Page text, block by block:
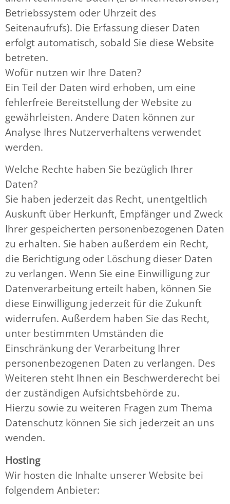
Betriebssystem oder Uhrzeit des
Seitenaufrufs). Die Erfassung dieser Daten
erfolgt automatisch, sobald Sie diese Website
betreten.
Wofür nutzen wir Ihre Daten?
Ein Teil der Daten wird erhoben, um eine
fehlerfreie Bereitstellung der Website zu
gewährleisten. Andere Daten können zur
Analyse Ihres Nutzerverhaltens verwendet
werden.
Welche Rechte haben Sie bezüglich Ihrer
Daten?
Sie haben jederzeit das Recht, unentgeltlich
Auskunft über Herkunft, Empfänger und Zweck
Ihrer gespeicherten personenbezogenen Daten
zu erhalten. Sie haben außerdem ein Recht,
die Berichtigung oder Löschung dieser Daten
zu verlangen. Wenn Sie eine Einwilligung zur
Datenverarbeitung erteilt haben, können Sie
diese Einwilligung jederzeit für die Zukunft
widerrufen. Außerdem haben Sie das Recht,
unter bestimmten Umständen die
Einschränkung der Verarbeitung Ihrer
personenbezogenen Daten zu verlangen. Des
Weiteren steht Ihnen ein Beschwerderecht bei
der zuständigen Aufsichtsbehörde zu.
Hierzu sowie zu weiteren Fragen zum Thema
Datenschutz können Sie sich jederzeit an uns
wenden.
Hosting
Wir hosten die Inhalte unserer Website bei
folgendem Anbieter: